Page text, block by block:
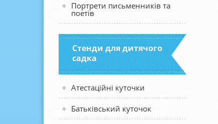
Портрети письменників та
поетів
Стенди для дитячого
садка
Атестаційні куточки
Батьківський куточок